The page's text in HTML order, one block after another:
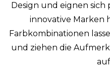
Design und eignen
innovative Marken
Farbkombinationen
und ziehen die